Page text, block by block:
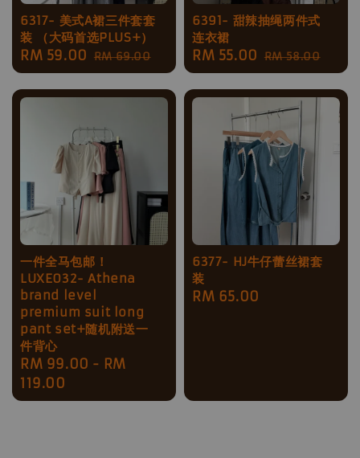
6317- 美式A裙三件套套
装 （大码首选PLUS+）
Sale
price
RM 59.00 Regular
price
RM 69.00
6391- 甜辣抽绳两件式
连衣裙
Sale
price
RM 55.00 Regular
price
RM 58.00
一件全马包邮！
LUXE032- Athena
brand level
premium suit long
pant set+随机附送一
件背心
Regular
price
RM 99.00 - RM
119.00
6377- HJ牛仔蕾丝裙套
装
Regular
RM 65.00